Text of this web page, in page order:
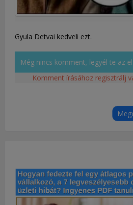
Gyula Detvai kedveli ezt.
Még nincs komment, legyél te az
Komment írásához regisztrálj